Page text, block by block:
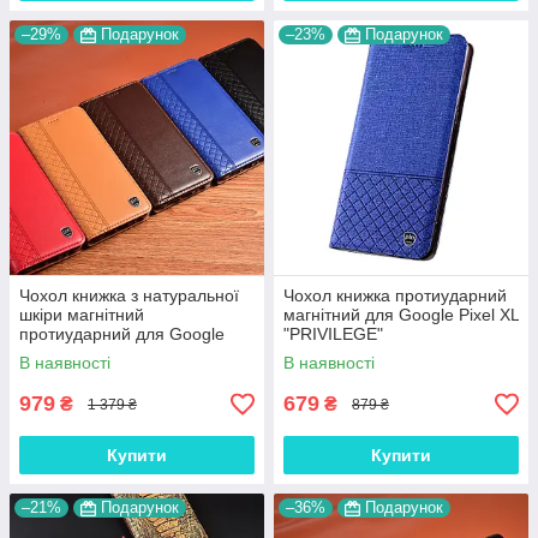
–29% Подарунок
Чохол книжка з натуральної
шкіри магнітний
протиударний для Google
Pixel XL "BOTTEGA"
В наявності
979 ₴ 1 379 ₴
Купити
–23% Подарунок
Чохол книжка протиударний
магнітний для Google Pixel XL
"PRIVILEGE"
В наявності
679 ₴ 879 ₴
Купити
–21% Подарунок –36% Подарунок